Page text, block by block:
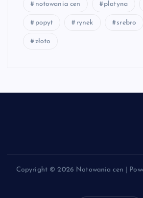
notowania cen platyna
popyt rynek srebro
złoto
Copyright © 2026 Notowania cen |